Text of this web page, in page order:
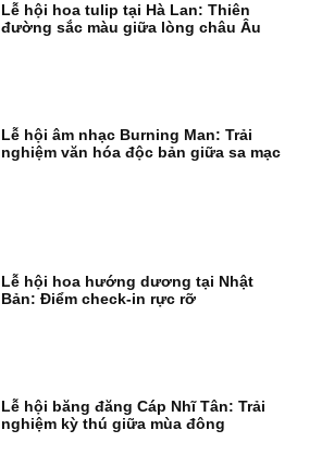
Lễ hội hoa tulip tại Hà Lan: Thiên
đường sắc màu giữa lòng châu Âu
Lễ hội âm nhạc Burning Man: Trải
nghiệm văn hóa độc bản giữa sa mạc
Lễ hội hoa hướng dương tại Nhật
Bản: Điểm check-in rực rỡ
Lễ hội băng đăng Cáp Nhĩ Tân: Trải
nghiệm kỳ thú giữa mùa đông